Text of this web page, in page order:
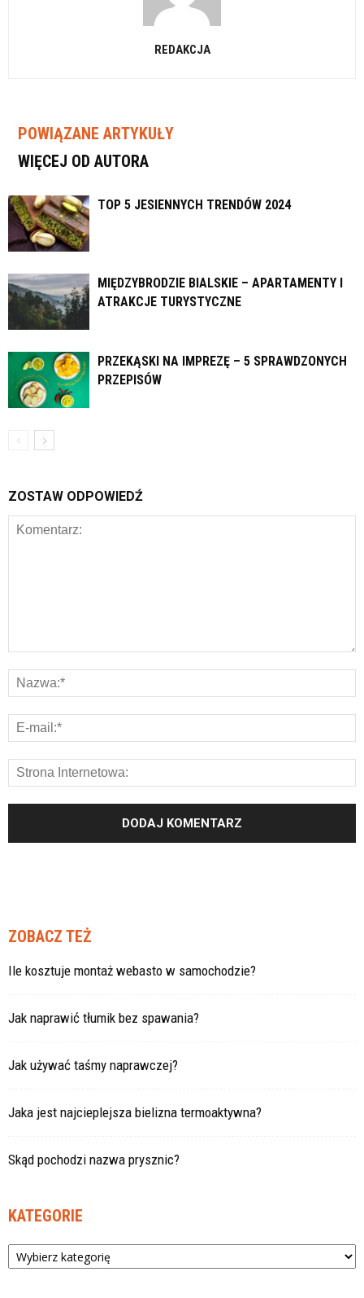
REDAKCJA
POWIĄZANE ARTYKUŁY
WIĘCEJ OD AUTORA
TOP 5 JESIENNYCH TRENDÓW 2024
MIĘDZYBRODZIE BIALSKIE – APARTAMENTY I
ATRAKCJE TURYSTYCZNE
PRZEKĄSKI NA IMPREZĘ – 5 SPRAWDZONYCH
PRZEPISÓW
ZOSTAW ODPOWIEDŹ
ZOBACZ TEŻ
Ile kosztuje montaż webasto w samochodzie?
Jak naprawić tłumik bez spawania?
Jak używać taśmy naprawczej?
Jaka jest najcieplejsza bielizna termoaktywna?
Skąd pochodzi nazwa prysznic?
KATEGORIE
Kategorie